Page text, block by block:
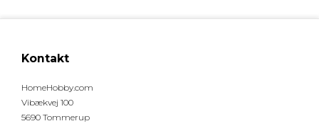
Kontakt
HomeHobby.com
Vibækvej 100
5690 Tommerup